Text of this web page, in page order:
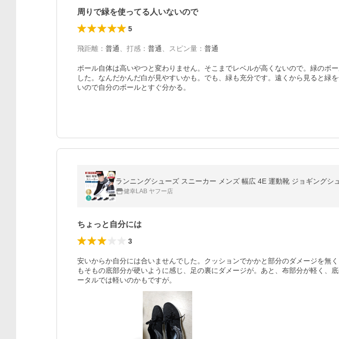
周りで緑を使ってる人いないので
5
飛距離 ： 普通 打感 ： 普通 スピン量 ： 普通
ボール自体は高いやつと変わりません。そこまでレベルが高くないので。緑のボ
した。なんだかんだ白が見やすいかも。でも、緑も充分です。遠くから見ると緑
いので自分のボールとすぐ分かる。
ランニングシューズ スニーカー メンズ 幅広 4E 運動靴 ジョギング
健幸LAB ヤフー店
ちょっと自分には
3
安いからか自分には合いませんでした。クッションでかかと部分のダメージを無
もそもの底部分が硬いように感じ、足の裏にダメージが。あと、布部分が軽く、
ータルでは軽いのかもですが。